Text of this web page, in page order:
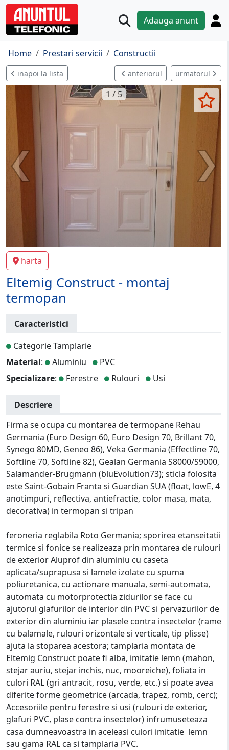
Adauga anunt
Home Prestari servicii Constructii
inapoi la lista anteriorul urmatorul
1 / 5
harta
Eltemig Construct - montaj
termopan
Caracteristici
Categorie Tamplarie
Material: Aluminiu
PVC
Specializare: Ferestre Rulouri Usi
Descriere
Firma se ocupa cu montarea de termopane Rehau
Germania (Euro Design 60, Euro Design 70, Brillant 70,
Synego 80MD, Geneo 86), Veka Germania (Effectline 70,
Softline 70, Softline 82), Gealan Germania S8000/S9000,
Salamander-Brugmann (bluEvolution73); sticla folosita
este Saint-Gobain Franta si Guardian SUA (float, lowE, 4
anotimpuri, reflectiva, antiefractie, color masa, mata,
decorativa) in termopan si tripan
feroneria reglabila Roto Germania; sporirea etanseitatii
termice si fonice se realizeaza prin montarea de rulouri
de exterior Aluprof din aluminiu cu caseta
aplicata/suprapusa si lamele izolate cu spuma
poliuretanica, cu actionare manuala, semi-automata,
automata cu motorprotectia zidurilor se face cu
ajutorul glafurilor de interior din PVC si pervazurilor de
exterior din aluminiu iar plasele contra insectelor (rame
cu balamale, rulouri orizontale si verticale, tip plisse)
ajuta la stoparea acestora; tamplaria montata de
Eltemig Construct poate fi alba, imitatie lemn (mahon,
stejar auriu, stejar inchis, nuc, mooreiche), foliata in
culori RAL (gri antracit, rosu, verde, etc.) si poate avea
diferite forme geometrice (arcada, trapez, romb, cerc);
Accesoriile pentru ferestre si usi (rulouri de exterior,
glafuri PVC, plase contra insectelor) infrumuseteaza
casa dumneavoastra in aceleasi culori imitatie lemn
sau gama RAL ca si tamplaria PVC.